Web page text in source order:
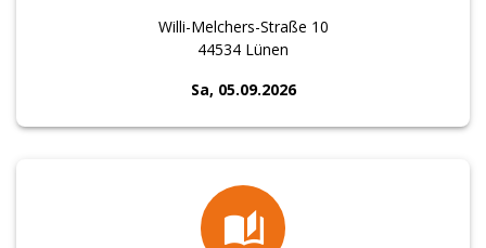
Willi-Melchers-Straße 10
44534 Lünen
Sa, 05.09.2026